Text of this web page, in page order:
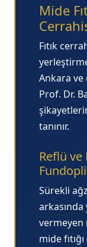
Mide
Fıtık
Ankara ve
Prof. Dr.
tanınır.
Reflü ve
Sürekli
vermeyen
mide